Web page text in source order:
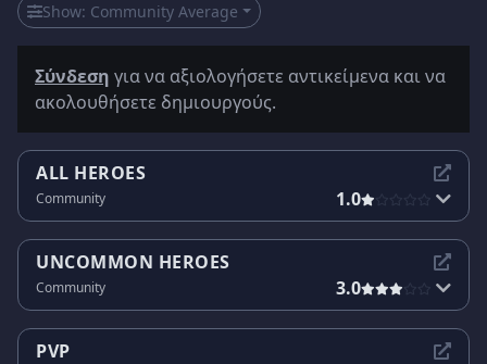
Show: Community Average
Σύνδεση για να αξιολογήσετε αντικείμενα και να
ακολουθήσετε δημιουργούς.
ALL HEROES
Community 1.0
UNCOMMON HEROES
Community 3.0
PVP